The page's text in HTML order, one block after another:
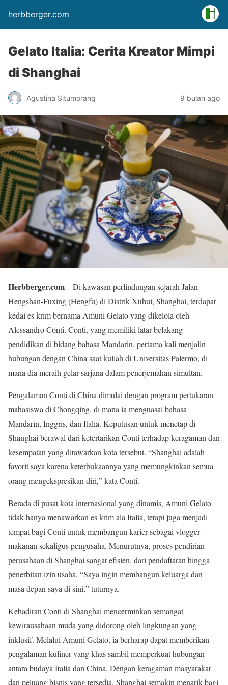
herbberger.com
Gelato Italia: Cerita Kreator Mimpi
di Shanghai
Agustina Situmorang 9 bulan ago
Herbberger.com– Di kawasan perlindungan sejarah Jalan
Hengshan-Fuxing (Hengfu) di Distrik Xuhui, Shanghai, terdapat
kedai es krim bernama Amuni Gelato yang dikelola oleh
Alessandro Conti. Conti, yang memiliki latar belakang
pendidikan di bidang bahasa Mandarin, pertama kali menjalin
hubungan dengan China saat kuliah di Universitas Palermo, di
mana dia meraih gelar sarjana dalam penerjemahan simultan.
Pengalaman Conti di China dimulai dengan program pertukaran
mahasiswa di Chongqing, di mana ia menguasai bahasa
Mandarin, Inggris, dan Italia. Keputusan untuk menetap di
Shanghai berawal dari ketertarikan Conti terhadap keragaman dan
kesempatan yang ditawarkan kota tersebut. “Shanghai adalah
favorit saya karena keterbukaannya yang memungkinkan semua
orang mengekspresikan diri,” kata Conti.
Berada di pusat kota internasional yang dinamis, Amuni Gelato
tidak hanya menawarkan es krim ala Italia, tetapi juga menjadi
tempat bagi Conti untuk membangun karier sebagai vlogger
makanan sekaligus pengusaha. Menurutnya, proses pendirian
perusahaan di Shanghai sangat efisien, dari pendaftaran hingga
penerbitan izin usaha. “Saya ingin membangun keluarga dan
masa depan saya di sini,” tuturnya.
Kehadiran Conti di Shanghai mencerminkan semangat
kewirausahaan muda yang didorong oleh lingkungan yang
inklusif. Melalui Amuni Gelato, ia berharap dapat memberikan
pengalaman kuliner yang khas sambil memperkuat hubungan
antara budaya Italia dan China. Dengan keragaman masyarakat
dan peluang bisnis yang tersedia, Shanghai semakin menarik bagi